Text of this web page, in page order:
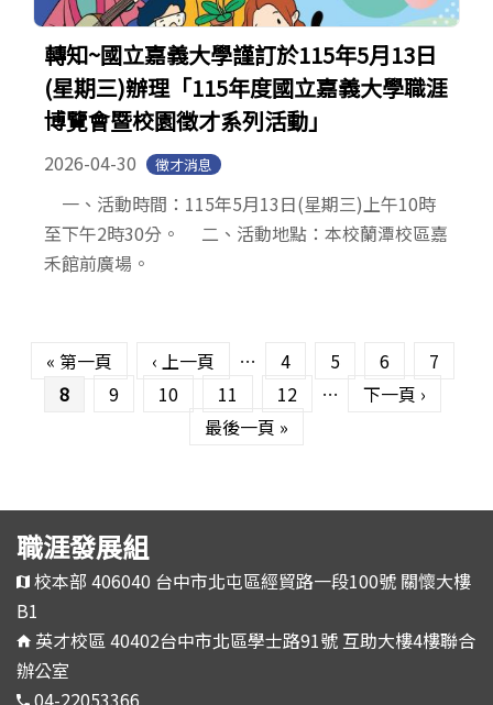
轉知~國立嘉義大學謹訂於115年5月13日
(星期三)辦理「115年度國立嘉義大學職涯
博覽會暨校園徵才系列活動」
2026-04-30 徵才消息
一、活動時間：115年5月13日(星期三)上午10時
至下午2時30分。 二、活動地點：本校蘭潭校區嘉
禾館前廣場。
« 第一頁 ‹ 上一頁 … 4 5 6
7
8
9 10 11 12 …
下一頁 ›
最後一頁 »
職涯發展組
校本部 406040 台中市北屯區經貿路一段100號 關懷大樓
B1
英才校區 40402台中市北區學士路91號 互助大樓4樓聯合
辦公室
04-22053366